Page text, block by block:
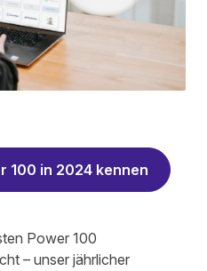
100 in 2024 kennen
Power 100
– unser jährlicher